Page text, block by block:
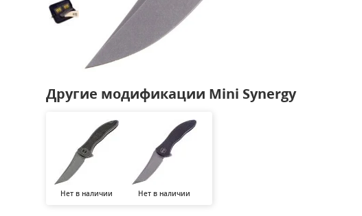
Другие модификации Mini Synergy
Нет в наличии Нет в наличии